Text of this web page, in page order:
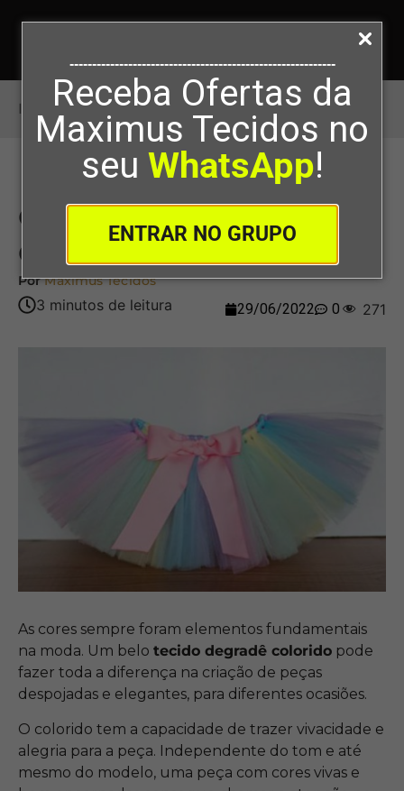
-----------------------------------------------------------
Receba Ofertas da
Maximus Tecidos no
seu WhatsApp!
ENTRAR NO GRUPO
Início>Conheça O Tecido Degradê Colorido
Conheça O Tecido Degradê
Colorido
PorMaximus Tecidos
29/06/2022 0 271
As cores sempre foram elementos fundamentais
na moda. Um belo tecido degradê colorido pode
fazer toda a diferença na criação de peças
despojadas e elegantes, para diferentes ocasiões.
O colorido tem a capacidade de trazer vivacidade e
alegria para a peça. Independente do tom e até
mesmo do modelo, uma peça com cores vivas e